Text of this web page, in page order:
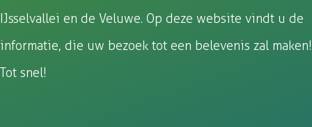
IJsselvallei en de Veluwe. Op deze website vindt u de
informatie, die uw bezoek tot een belevenis zal maken!
Tot snel!